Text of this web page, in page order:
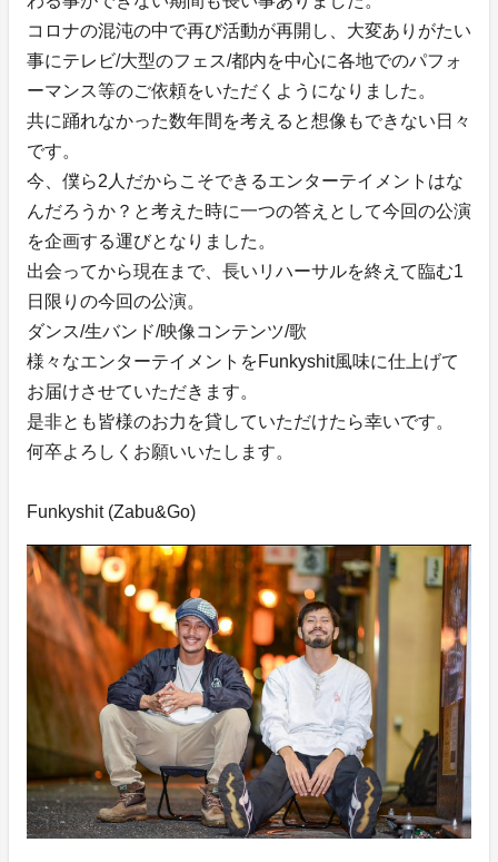
コロナの混沌の中で再び活動が再開し、大変ありがたい
事にテレビ/大型のフェス/都内を中心に各地でのパフォ
ーマンス等のご依頼をいただくようになりました。
共に踊れなかった数年間を考えると想像もできない日々
です。
今、僕ら2人だからこそできるエンターテイメントはな
んだろうか？と考えた時に一つの答えとして今回の公演
を企画する運びとなりました。
出会ってから現在まで、長いリハーサルを終えて臨む1
日限りの今回の公演。
ダンス/生バンド/映像コンテンツ/歌
様々なエンターテイメントをFunkyshit風味に仕上げて
お届けさせていただきます。
是非とも皆様のお力を貸していただけたら幸いです。
何卒よろしくお願いいたします。
Funkyshit (Zabu&Go)